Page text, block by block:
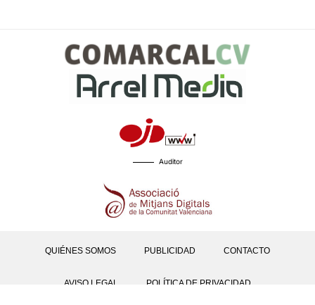
Auditor
QUIÉNES SOMOS PUBLICIDAD CONTACTO
AVISO LEGAL POLÍTICA DE PRIVACIDAD